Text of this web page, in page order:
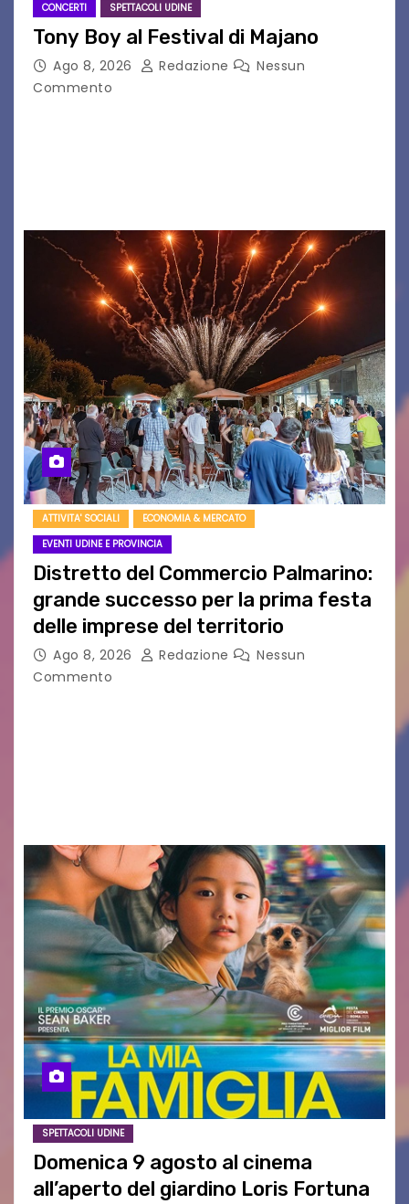
CONCERTI SPETTACOLI UDINE
Tony Boy al Festival di Majano
Ago 8, 2026 Redazione
Nessun
Commento
ATTIVITA' SOCIALI
ECONOMIA & MERCATO
EVENTI UDINE E PROVINCIA
Distretto del Commercio Palmarino:
grande successo per la prima festa
delle imprese del territorio
Ago 8, 2026 Redazione
Nessun
Commento
SPETTACOLI UDINE
Domenica 9 agosto al cinema
all’aperto del giardino Loris Fortuna